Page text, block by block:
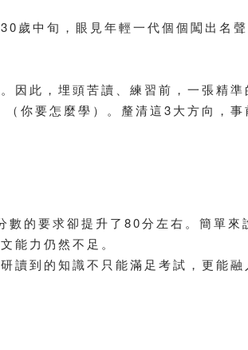
歲中旬，眼見年輕一代個個闖出名
此，埋頭苦讀、練習前，一張精
你要怎麼學）。釐清這3大方向，事
的要求卻提升了80分左右。簡單
能力仍然不足。
讀到的知識不只能滿足考試，更能